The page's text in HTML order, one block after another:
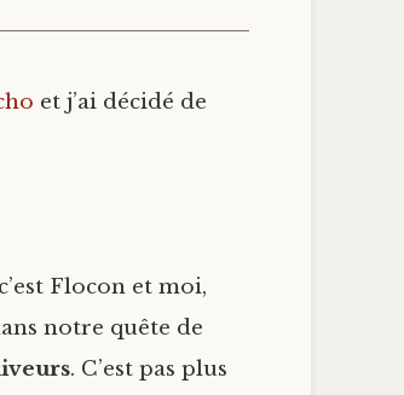
et j’ai décidé de
Flocon et moi,
notre quête de
. C’est pas plus